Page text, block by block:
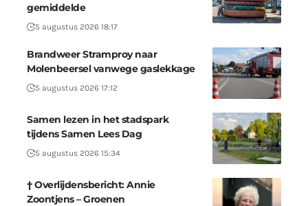
gemiddelde
5 augustus 2026 18:17
Brandweer Stramproy naar
Molenbeersel vanwege gaslekkage
5 augustus 2026 17:12
Samen lezen in het stadspark
tijdens Samen Lees Dag
5 augustus 2026 15:34
† Overlijdensbericht: Annie
Zoontjens – Groenen